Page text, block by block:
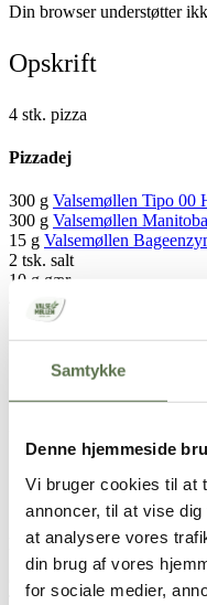
Samtykke
Denne hjemmeside
Vi bruger cookies til at
annoncer, til at vise
at analysere vores
din brug af vores
for sociale medier,
Din browser understøtter
Opskrift
4 stk. pizza
Pizzadej
300 g Valsemøllen Tipo 00
300 g Valsemøllen
15 g Valsemøllen
2 tsk. salt
10 g gær
4 ¼ dl vand
Græskarsauce:
1 løg
1 spsk. olivenolie
1 spsk. balsamicoeddike
Salt, peber og vand til
Fyld til pizza
Ca. 12 svampe, evt.
Tynde græskarskiver